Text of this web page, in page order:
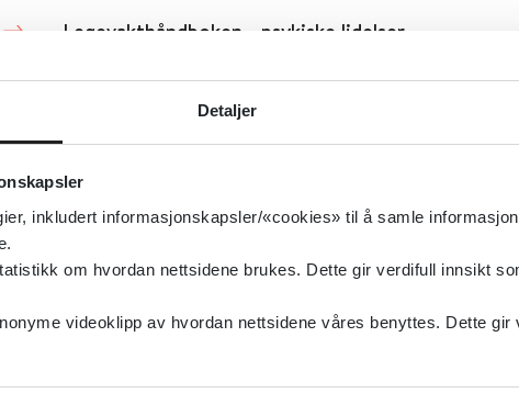
Detaljer
inkludert informasjonskapsler/«cookies» til å samle
om hvordan nettsidene brukes. Dette gir verdifull innsikt
videoklipp av hvordan nettsidene våres benyttes. Dette gir
Legevakthåndboken - psykiske lidelser
Gyldendal Akademisk
Detaljer
Legemiddelhåndbokas kapittel om
(ADHD)
Norsk legemiddelhåndbok 2019